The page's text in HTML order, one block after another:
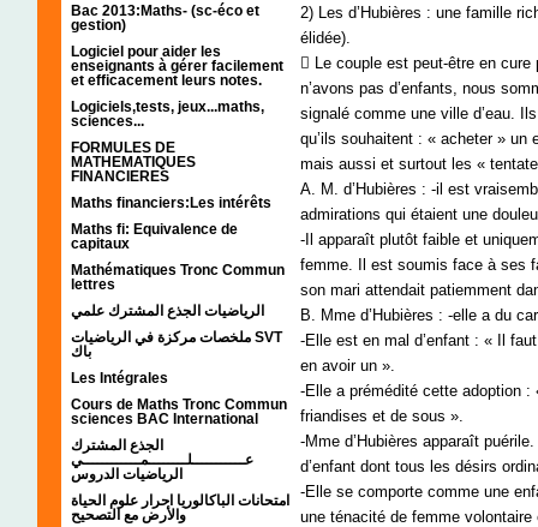
Bac 2013:Maths- (sc-éco et
gestion)
Logiciel pour aider les
enseignants à gérer facilement
et efficacement leurs notes.
Logiciels,tests, jeux...maths,
sciences...
FORMULES DE
MATHEMATIQUES
FINANCIERES
Maths financiers:Les intérêts
Maths fi: Equivalence de
capitaux
Mathématiques Tronc Commun
lettres
الرياضيات الجذع المشترك علمي
ملخصات مركزة في الرياضيات SVT
باك
Les Intégrales
Cours de Maths Tronc Commun
sciences BAC International
الجذع المشترك
عـــــــــــلــــــــمــــــــــــي
الرياضيات الدروس
امتحانات الباكالوريا احرار علوم الحياة
والأرض مع التصحيح
2) Les d’Hubières : une famille
élidée).
 Le couple est peut-être en
n’avons pas d’enfants, nous
signalé comme une ville d’eau.
qu’ils souhaitent : « acheter » un
mais aussi et surtout les «
A. M. d’Hubières : -il est
admirations qui étaient une
-Il apparaît plutôt faible et
femme. Il est soumis face à ses
son mari attendait patiemment
B. Mme d’Hubières : -elle a du
-Elle est en mal d’enfant : « Il
en avoir un ».
-Elle a prémédité cette adoption
friandises et de sous ».
-Mme d’Hubières apparaît
d’enfant dont tous les désirs
-Elle se comporte comme une
une ténacité de femme